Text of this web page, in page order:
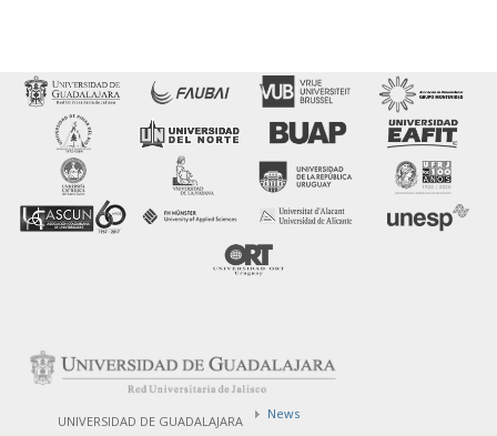
UNIVERSIDAD DE GUADALAJARA
News